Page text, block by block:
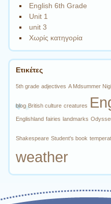
English 6th Grade
Unit 1
unit 3
Χωρίς κατηγορία
Ετικέτες
5th grade adjectives A Mdsummer
blog British culture creatures
Englishland fairies landmarks
Shakespeare Student's book
weather